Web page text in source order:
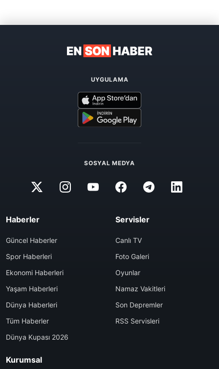
UYGULAMA
SOSYAL MEDYA
Haberler
Güncel Haberler
Spor Haberleri
Ekonomi Haberleri
Yaşam Haberleri
Dünya Haberleri
Tüm Haberler
Dünya Kupası 2026
Servisler
Canlı TV
Foto Galeri
Oyunlar
Namaz Vakitleri
Son Depremler
RSS Servisleri
Kurumsal